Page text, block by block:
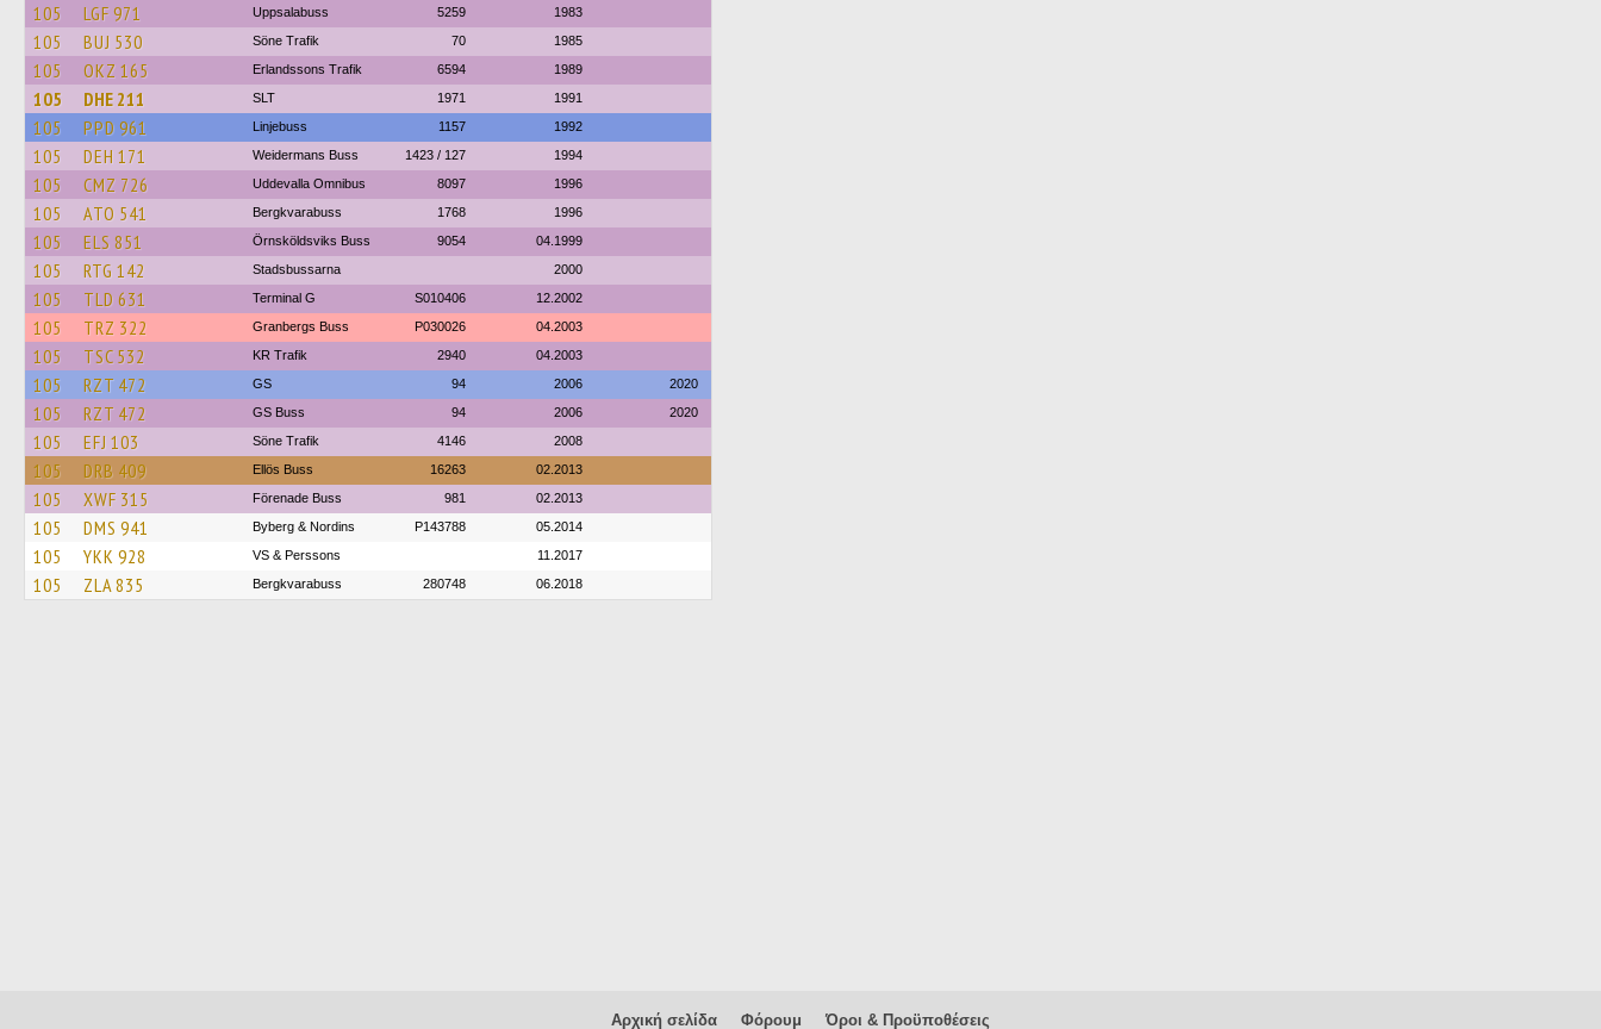
105 LGF 971 Uppsalabuss 5259 1983
105 BUJ 530 Söne Trafik 70 1985
105 OKZ 165 Erlandssons Trafik 6594 1989
105 DHE 211 SLT 1971 1991
105 PPD 961 Linjebuss 1157 1992
105 DEH 171 Weidermans Buss 1423 / 127 1994
105 CMZ 726 Uddevalla Omnibus 8097 1996
105 ATO 541 Bergkvarabuss 1768 1996
105 ELS 851 Örnsköldsviks Buss 9054 04.1999
105 RTG 142 Stadsbussarna 2000
105 TLD 631 Terminal G S010406 12.2002
105 TRZ 322 Granbergs Buss P030026 04.2003
105 TSC 532 KR Trafik 2940 04.2003
105 RZT 472 GS 94 2006 2020
105 RZT 472 GS Buss 94 2006 2020
105 EFJ 103 Söne Trafik 4146 2008
105 DRB 409 Ellös Buss 16263 02.2013
105 XWF 315 Förenade Buss 981 02.2013
105 DMS 941 Byberg & Nordins P143788 05.2014
105 YKK 928 VS & Perssons 11.2017
105 ZLA 835 Bergkvarabuss 280748 06.2018
Αρχική σελίδα Φόρουμ Όροι & Προϋποθέσεις